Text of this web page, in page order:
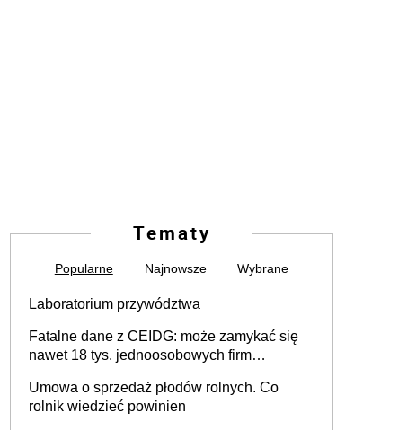
Tematy
Popularne Najnowsze Wybrane
Laboratorium przywództwa
Fatalne dane z CEIDG: może zamykać się
nawet 18 tys. jednoosobowych firm
Umowa o sprzedaż płodów rolnych. Co
rolnik wiedzieć powinien